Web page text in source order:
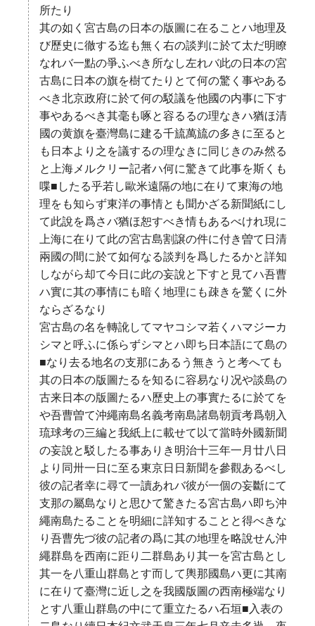
所たり
其の如く宮古島の日本の版圖に在ることハ地理及
び歷史に徹する迄も無く右の談判に於て太だ明瞭
なれバ一點の爭ふべき所なし左れバ此の日本の宮
古島に日本の旗を樹てたりとて何の驚く事やある
べき北京政府に於て何の駁議を他國の内事に下す
事やあるべき其毫も啄と容るるの理なきハ猶ほ清
國の黄旗を臺灣島に建る千旈萬旈の多きに至ると
も日本より之を議するの理なきに同じきのみ然る
と上海メルクリー記者ハ何に驚きて此事を斯くも
喋■したる乎若し歐米遠隔の地に在りて東海の地
理をも知らず東洋の事情とも聞かざる新聞紙にし
て此說を爲さバ猶ほ恕すべき情もあるべけれ現に
上海に在りて此の宮古島割譲の件に付き曽て日清
兩國の間に於て如何なる談判を爲したるかと詳知
しながら却て今日に此の妄說と下すと見てハ吾曹
ハ實に其の事情にも暗く地理にも疎きを驚くに外
ならざるなり
宮古島の名を轉訛してマヤコシマ若くハマジーカ
シマと呼ふに係らずシマとハ即ち日本語にて島の
■なり去る地名の支那にあるう無きうと考へても
其の日本の版圖たるを知るに容易なり况や談島の
古来日本の版圖たるハ歷史上の事實たるに於てを
や吾曹曽て沖繩南島名義考南島諸島朝貢考爲朝入
琉球考の三編と我紙上に載せて以て當時外國新聞
の妄說と駁したる事ありき明治十三年一月廿八日
より同卅一日に至る東京日日新聞を參觀あるべし
彼の記者幸に尋て一讀あれバ彼が一個の妄斷にて
支那の屬島なりと思ひて驚きたる宮古島ハ即ち沖
繩南島たることを明細に詳知することと得べきな
り吾曹先づ彼の記者の爲に其の地理を略說せん沖
繩群島を西南に距り二群島あり其一を宮古島とし
其一を八重山群島とす而して輿那國島ハ更に其南
に在りて臺灣に近し之を我國版圖の西南極端なり
とす八重山群島の中にて重立たるハ石垣■入表の